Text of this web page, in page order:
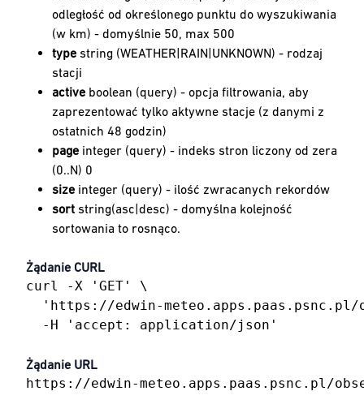
odległość od określonego punktu do wyszukiwania
(w km) - domyślnie 50, max 500
type string (WEATHER|RAIN|UNKNOWN) - rodzaj
stacji
active boolean (query) - opcja filtrowania, aby
zaprezentować tylko aktywne stacje (z danymi z
ostatnich 48 godzin)
page integer (query) - indeks stron liczony od zera
(0..N) 0
size integer (query) - ilość zwracanych rekordów
sort string(asc|desc) - domyślna kolejność
sortowania to rosnąco.
Żądanie CURL
curl -X 'GET' \
'https://edwin-
  -H 'accept: application/json'
Żądanie URL
https://edwin-meteo.apps.paas.psnc.pl/